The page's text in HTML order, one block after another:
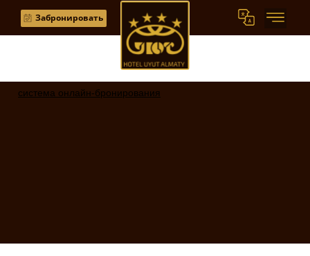
система онлайн-бронирования
Забронировать